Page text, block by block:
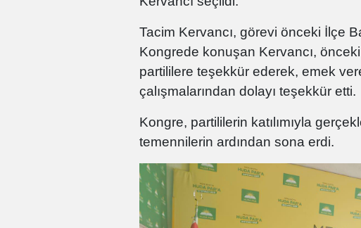
Tacim Kervancı, görevi önceki İlçe
Kongrede konuşan Kervancı,
partililere teşekkür ederek, emek
çalışmalarından dolayı teşekkür etti.
Kongre, partililerin katılımıyla
temennilerin ardından sona erdi.